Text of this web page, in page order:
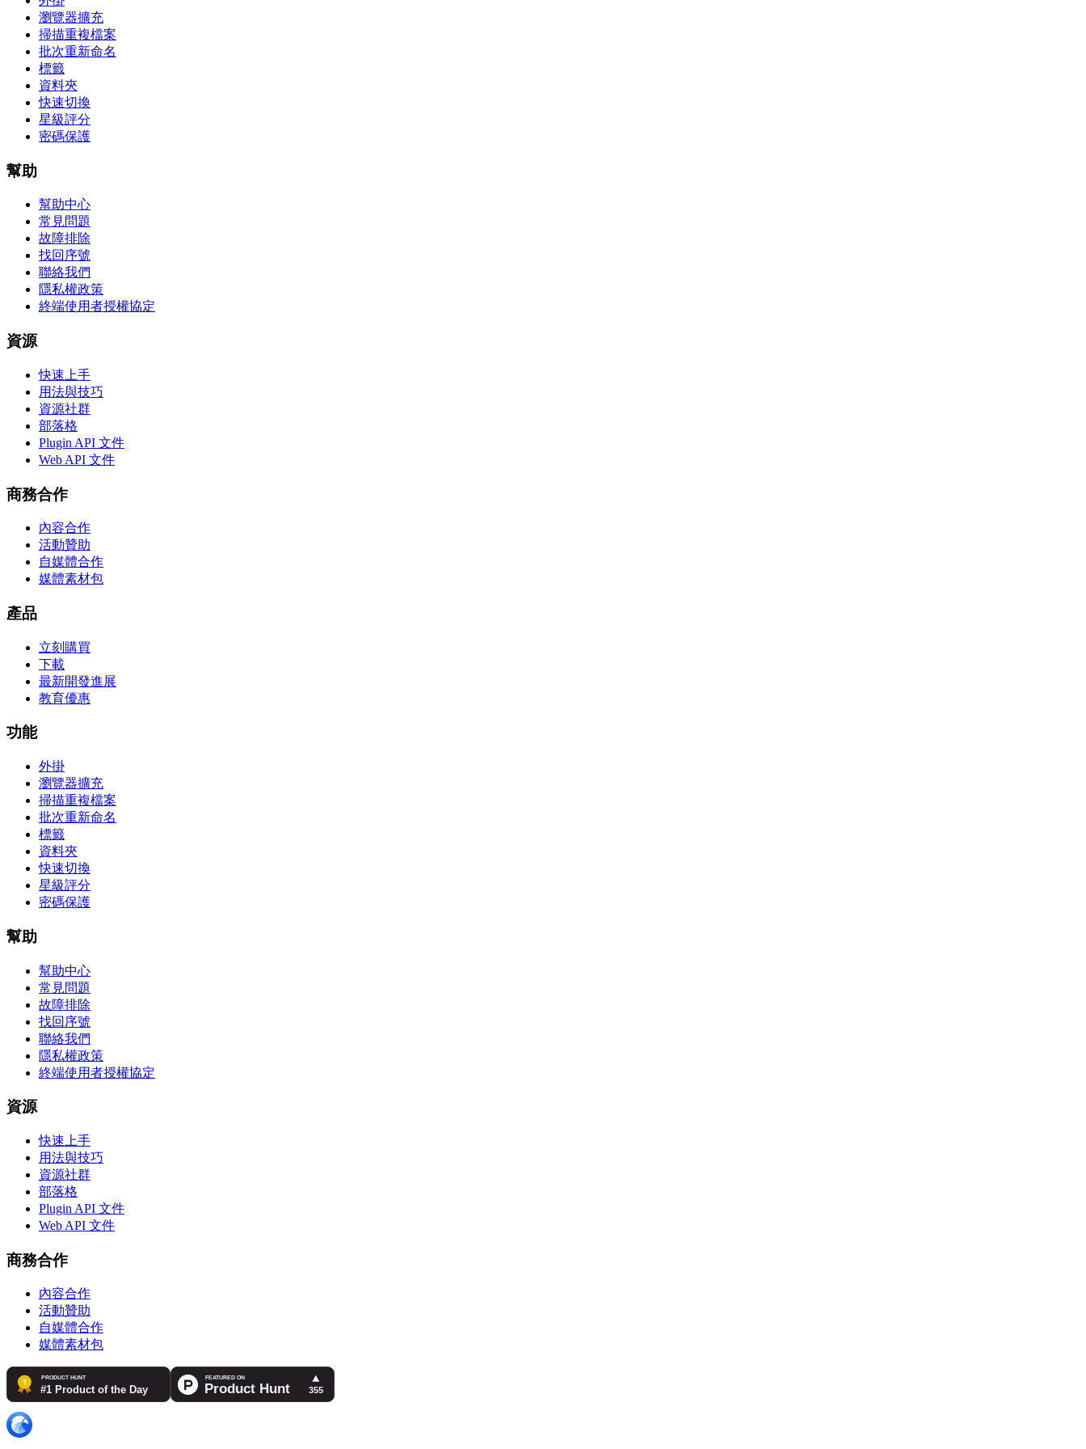
瀏覽器擴充
掃描重複檔案
批次重新命名
標籤
資料夾
快速切換
星級評分
密碼保護
幫助
幫助中心
常見問題
故障排除
找回序號
聯絡我們
隱私權政策
終端使用者授權協定
資源
快速上手
用法與技巧
資源社群
部落格
Plugin API 文件
Web API 文件
商務合作
內容合作
活動贊助
自媒體合作
媒體素材包
產品
立刻購買
下載
最新開發進展
教育優惠
功能
外掛
瀏覽器擴充
掃描重複檔案
批次重新命名
標籤
資料夾
快速切換
星級評分
密碼保護
幫助
幫助中心
常見問題
故障排除
找回序號
聯絡我們
隱私權政策
終端使用者授權協定
資源
快速上手
用法與技巧
資源社群
部落格
Plugin API 文件
Web API 文件
商務合作
內容合作
活動贊助
自媒體合作
媒體素材包